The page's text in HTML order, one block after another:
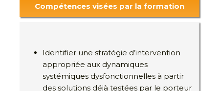
Compétences visées par la formation
Identifier une stratégie d’intervention
appropriée aux dynamiques
systémiques dysfonctionnelles à partir
des solutions déjà testées par le porteur